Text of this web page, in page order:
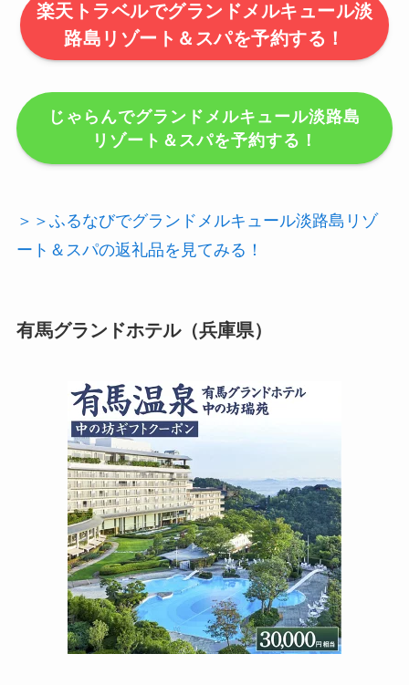
楽天トラベルでグランドメルキュール淡
路島リゾート＆スパを予約する！
じゃらんでグランドメルキュール淡路島
リゾート＆スパを予約する！
＞＞ふるなびでグランドメルキュール淡路島リゾ
ート＆スパの返礼品を見てみる！
有馬グランドホテル（兵庫県）